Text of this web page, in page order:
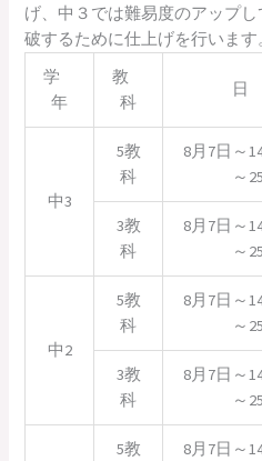
げ、中３では難易度のアップ
破するために仕上げを行います
学
年
教
科
日
中3
5教
科
8月7日～
～
3教
科
8月7日～
～
中2
5教
科
8月7日～
～
3教
科
8月7日～
～
5教
8月7日～